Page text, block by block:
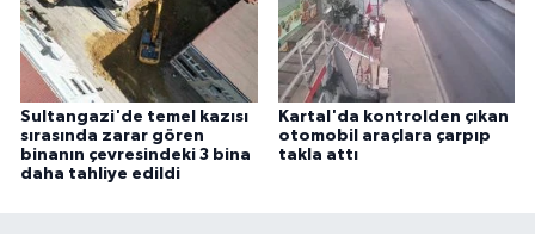
Sultangazi'de temel kazısı
sırasında zarar gören
binanın çevresindeki 3 bina
daha tahliye edildi
Kartal'da kontrolden çıkan
otomobil araçlara çarpıp
takla attı